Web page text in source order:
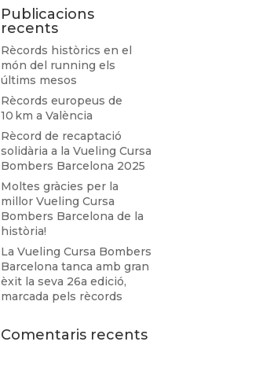
Publicacions
recents
Rècords històrics en el
món del running els
últims mesos
Rècords europeus de
10 km a València
Rècord de recaptació
solidària a la Vueling Cursa
Bombers Barcelona 2025
Moltes gràcies per la
millor Vueling Cursa
Bombers Barcelona de la
història!
La Vueling Cursa Bombers
Barcelona tanca amb gran
èxit la seva 26a edició,
marcada pels rècords
Comentaris recents